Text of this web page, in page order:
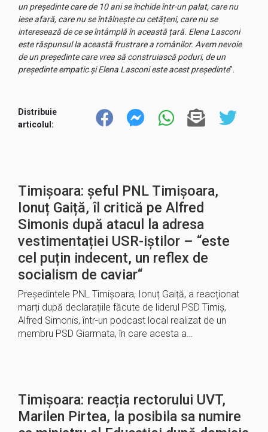
un președinte care de 10 ani se închide într-un palat, care nu
iese afară, care nu se întâlnește cu cetățeni, care nu se
interesează de ce se întâmplă în această țară. Elena Lasconi
este răspunsul la această frustrare a românilor. Avem nevoie
de un președinte care vrea să construiască poduri, de un
președinte empatic și Elena Lasconi este acest președinte”.
Distribuie
articolul:
Timișoara: șeful PNL Timișoara,
Ionuț Gaiță, îl critică pe Alfred
Simonis după atacul la adresa
vestimentației USR-iștilor – “este
cel puțin indecent, un reflex de
socialism de caviar“
Președintele PNL Timișoara, Ionuț Gaiță, a reacționat
marți după declarațiile făcute de liderul PSD Timiș,
Alfred Simonis, într-un podcast local realizat de un
membru PSD Giarmata, în care acesta a…
Timișoara: reacția rectorului UVT,
Marilen Pirtea, la posibila sa numire